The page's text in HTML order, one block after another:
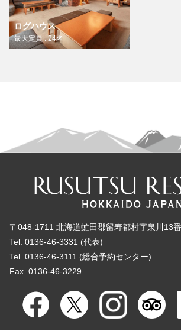
ログハウス
最大定員 : 24名
〒048-1711 北海道虻田郡留寿都村字泉川13
Tel. 0136-46-3331 (代表)
Tel. 0136-46-3111 (総合予約センター)
Fax. 0136-46-3229